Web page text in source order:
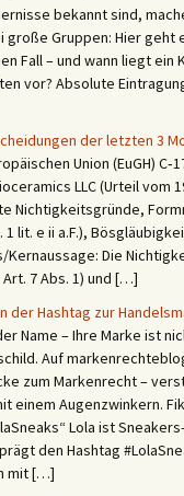
bekannt sind,
große Gruppen: Hier geht
Fall – und wann liegt ein
vor? Absolute
der letzten 3
Union (EuGH)
LLC (Urteil vom
Nichtigkeitsgründe,
1 lit. e ii a.F.),
Kernaussage: Die
Art. 7 Abs. 1) und […]
der Hashtag zur
Name – Ihre Marke ist
Auf
zum Markenrecht –
einem Augenzwinkern.
Lola ist
den Hashtag
mit […]